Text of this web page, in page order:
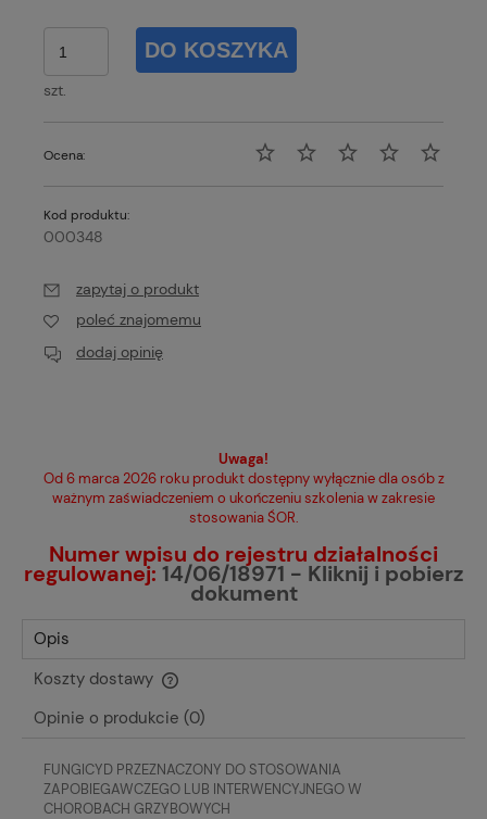
szt.
DO KOSZYKA
Ocena:
Kod produktu:
000348
zapytaj o produkt
poleć znajomemu
dodaj opinię
Uwaga!
Od 6 marca 2026 roku produkt dostępny wyłącznie dla osób z
ważnym zaświadczeniem o ukończeniu szkolenia w zakresie
stosowania ŚOR.
Numer wpisu do rejestru działalności
regulowanej: 14/06/18971 - Kliknij i pobierz
dokument
Opis
Koszty dostawy
Cena nie zawiera ewentualnych kosztów płatności
Opinie o produkcie (0)
FUNGICYD PRZEZNACZONY DO STOSOWANIA
ZAPOBIEGAWCZEGO LUB INTERWENCYJNEGO W
CHOROBACH GRZYBOWYCH